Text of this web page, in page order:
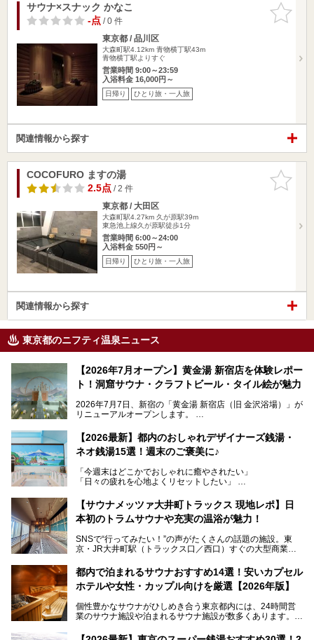
お気に入
りに追加
サウナ×スナック かなこ
-点/ 0 件
東京都 / 品川区
大森町駅4.12km 青物横丁駅43m
青物横丁駅よりすぐ
営業時間 9:00～23:59
入浴料金 16,000円～
日帰り ひとり旅・一人旅
関連情報から探す
お気に入
りに追加
COCOFURO ますの湯
2.5点/ 2 件
東京都 / 大田区
大森町駅4.27km 久が原駅39m
東急池上線久が原駅徒歩1分
営業時間 6:00～24:00
入浴料金 550円～
日帰り ひとり旅・一人旅
関連情報から探す
東京都のニフティ温泉ニュース
【2026年7月オープン】黄金湯 新宿店を体験レポー
ト！洞窟サウナ・クラフトビール・タイル絵が魅力
2026年7月7日、新宿の「黄金湯 新宿店（旧 金沢浴場）」が
リニューアルオープンします。
レトロでノスタルジックなタイル絵はそのまま、昔からここ
を知る地元の人にも、新しく足を運んでくれる人にも愛され
る、今の時代の"銭湯"として生まれ変わりました。洞窟のよ
ビアバーなど、新しく登場したスポットも併せて紹介しま
す。充実した設備があるのに、基本の入浴料が銭湯価格の5
【2026最新】都内のおしゃれデザイナーズ銭湯・
ネオ銭湯15選！週末のご褒美に♪
「今週末はどこかでおしゃれに癒やされたい」
「日々の疲れを心地よくリセットしたい」
となっている新しいスタイルの銭湯です。
最近、SNSやメディアで「デザイナーズ銭湯」や「ネオ銭
本記事では、そもそもこれらがどんな銭湯なのか、その気に
いおしゃれな名店15選を、おすすめの順番で一挙にご紹介
します。
【サウナメッツァ大井町トラックス 現地レポ】日
本初のトラムサウナや充実の温浴が魅力！
SNSで“行ってみたい！”の声がたくさんの話題の施設。東
京・JR大井町駅（トラックス口／西口）すぐの大型商業施
ツァ大井町トラックス」がニューオープン。施設の様子をレ
ポ―トします。
都内で泊まれるサウナおすすめ14選！安いカプセル
ホテルや女性・カップル向けを厳選【2026年版】
個性豊かなサウナがひしめき合う東京都内には、24時間営
業のサウナ施設や泊まれるサウナ施設が数多くあります。
を旅の目的とする「サ旅」や自分へのご褒美のための宿泊な